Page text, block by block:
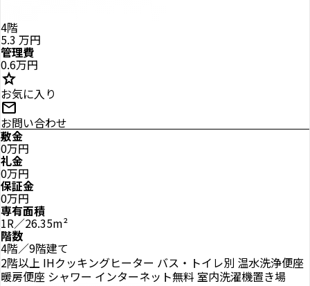
4階
5.3 万円
管理費
0.6万円
star
お気に入り
mail
お問い合わせ
敷金
0万円
礼金
0万円
保証金
0万円
専有面積
1R／26.35m²
階数
4階／9階建て
2階以上 IHクッキングヒーター バス・トイレ別 温水洗浄便座
暖房便座 シャワー インターネット無料 室内洗濯機置き場